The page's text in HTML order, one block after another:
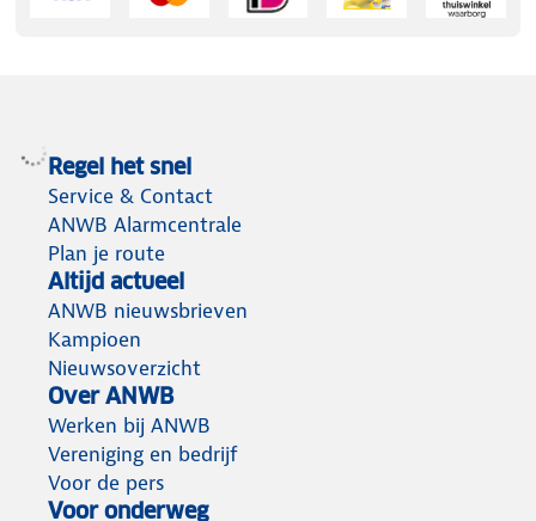
Regel het snel
Service & Contact
ANWB Alarmcentrale
Plan je route
Altijd actueel
ANWB nieuwsbrieven
Kampioen
Nieuwsoverzicht
Over ANWB
Werken bij ANWB
Vereniging en bedrijf
Voor de pers
Voor onderweg